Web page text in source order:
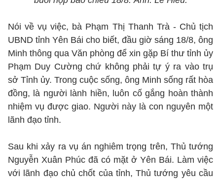
Nói về vụ việc, bà Phạm Thị Thanh Trà - Chủ tịch
UBND tỉnh Yên Bái cho biết, đầu giờ sáng 18/8, ông
Minh thông qua Văn phòng để xin gặp Bí thư tỉnh ủy
Phạm Duy Cường chứ không phải tự ý ra vào trụ
sở Tỉnh ủy. Trong cuộc sống, ông Minh sống rất hòa
đồng, là người lành hiền, luôn cố gắng hoàn thành
nhiệm vụ được giao. Người này là con nguyên một
lãnh đạo tỉnh.
Sau khi xảy ra vụ án nghiêm trọng trên, Thủ tướng
Nguyễn Xuân Phúc đã có mặt ở Yên Bái. Làm việc
với lãnh đạo chủ chốt của tỉnh, Thủ tướng yêu cầu